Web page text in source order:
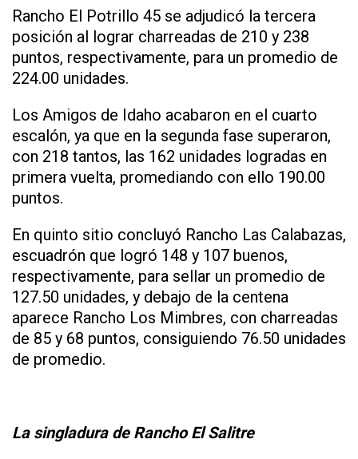
Rancho El Potrillo 45 se adjudicó la tercera
posición al lograr charreadas de 210 y 238
puntos, respectivamente, para un promedio de
224.00 unidades.
Los Amigos de Idaho acabaron en el cuarto
escalón, ya que en la segunda fase superaron,
con 218 tantos, las 162 unidades logradas en
primera vuelta, promediando con ello 190.00
puntos.
En quinto sitio concluyó Rancho Las Calabazas,
escuadrón que logró 148 y 107 buenos,
respectivamente, para sellar un promedio de
127.50 unidades, y debajo de la centena
aparece Rancho Los Mimbres, con charreadas
de 85 y 68 puntos, consiguiendo 76.50 unidades
de promedio.
La singladura de Rancho El Salitre